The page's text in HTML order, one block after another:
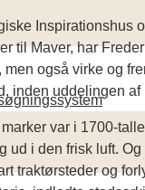
Inspirationshus
til Maver, har
også virke og
inden uddelingen
var i 1700-
i den frisk luft.
traktørsteder og